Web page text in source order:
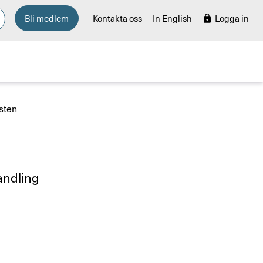
Bli medlem Kontakta oss In English Logga in